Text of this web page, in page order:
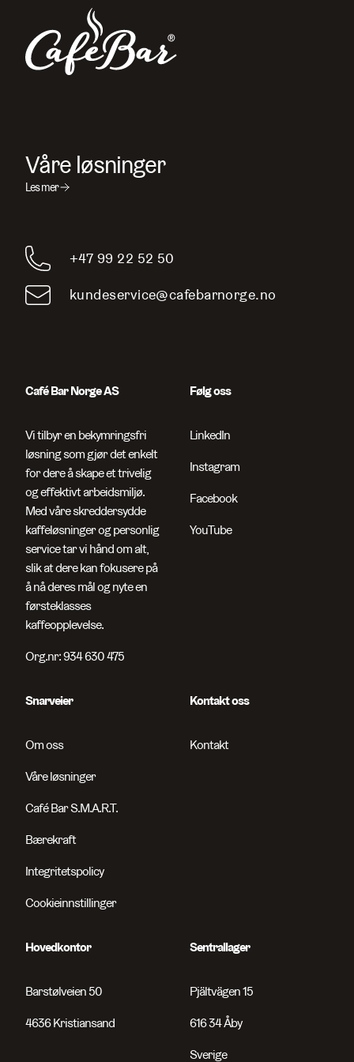
Søk etter sider og artikler
Våre løsninger
Les mer
+47 99 22 52 50
kundeservice@cafebarnorge.no
Café Bar Norge AS
Vi tilbyr en bekymringsfri
løsning som gjør det enkelt
for dere å skape et trivelig
og effektivt arbeidsmiljø.
Med våre skreddersydde
kaffeløsninger og personlig
service tar vi hånd om alt,
slik at dere kan fokusere på
å nå deres mål og nyte en
førsteklasses
kaffeopplevelse.
Org.nr: 934 630 475
Følg oss
LinkedIn
Instagram
Facebook
YouTube
Snarveier
Om oss
Våre løsninger
Café Bar S.M.A.R.T.
Bærekraft
Integritetspolicy
Cookieinnstillinger
Kontakt oss
Kontakt
Hovedkontor
Barstølveien 50
4636 Kristiansand
Sentrallager
Pjältvägen 15
616 34 Åby
Sverige